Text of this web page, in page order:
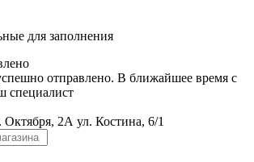
для заполнения
отправлено. В ближайшее время с
специалист
Октября, 2А ул. Костина, 6/1